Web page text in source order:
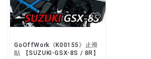
GoOffWork《K00155》止滑
貼 【SUZUKI-GSX-8S / 8R】